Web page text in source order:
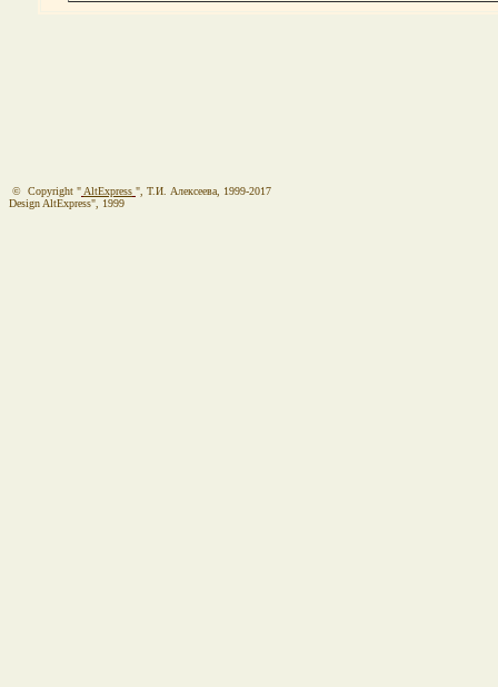
© Copyright " AltExpress ", Т.И. Алекcеева, 1999-2017
Design AltExpress", 1999